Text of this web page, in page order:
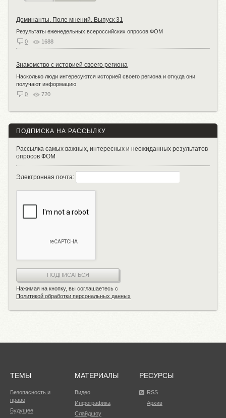
Доминанты. Поле мнений. Выпуск 31
Результаты еженедельных всероссийских опросов ФОМ
0
1688
Знакомство с историей своего региона
Насколько люди интересуются историей своего региона и откуда они
получают информацию
0
720
ПОДПИСКА НА РАССЫЛКУ
Рассылка самых важных, интересных и неожиданных результатов
опросов ФОМ
Электронная почта:
ПОДПИСАТЬСЯ
Нажимая на кнопку, вы соглашаетесь с
Политикой обработки персональных данных
ТЕМЫ
Безопасность и
право
Будущее
МАТЕРИАЛЫ
Видео
Инфографика
Слайдшоу
РЕСУРСЫ
RSS
Архив